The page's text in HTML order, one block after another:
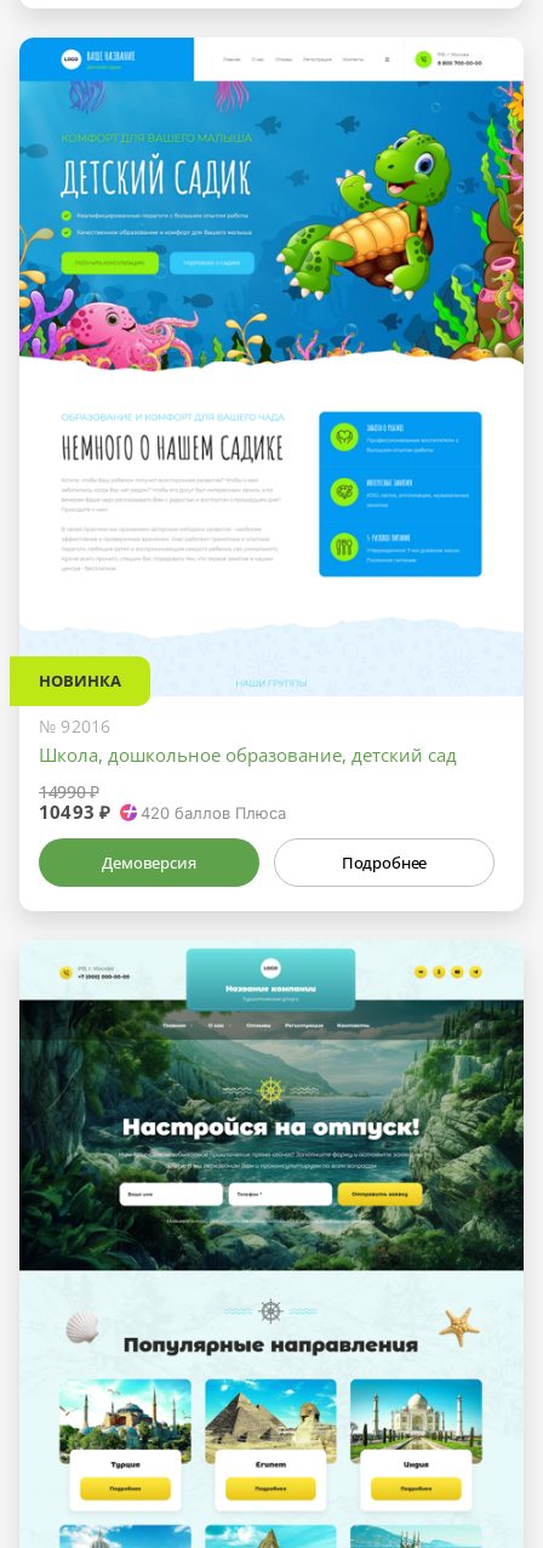
НОВИНКА
№ 92016
Школа, дошкольное образование, детский сад
14990 ₽
10493 ₽ 420 баллов Плюса
Демоверсия Подробнее